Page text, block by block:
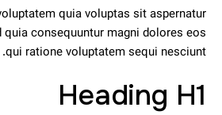
quia voluptas sit aspernatur
consequuntur magni dolores eos
qui ratione voluptatem sequi nesciunt.
Heading H1